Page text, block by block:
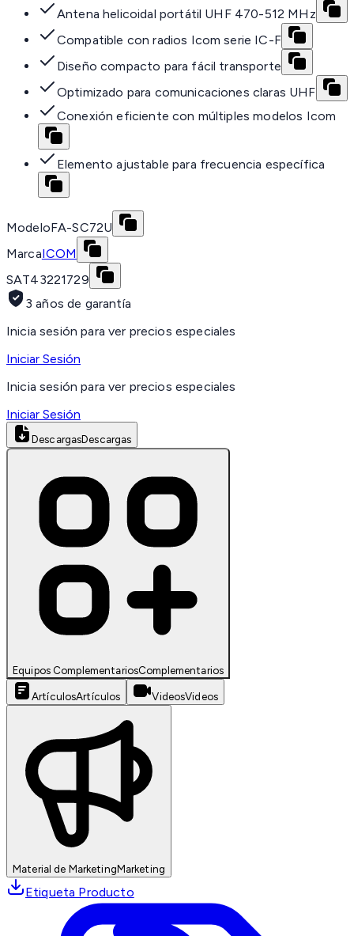
Antena helicoidal portátil UHF 470-512 MHz
Compatible con radios Icom serie IC-F
Diseño compacto para fácil transporte
Optimizado para comunicaciones claras UHF
Conexión eficiente con múltiples modelos Icom
Elemento ajustable para frecuencia específica
ModeloFA-SC72U
MarcaICOM
SAT43221729
3 años de garantía
Inicia sesión para ver precios especiales
Iniciar Sesión
Inicia sesión para ver precios especiales
Iniciar Sesión
DescargasDescargas
Equipos ComplementariosComplementarios
ArtículosArtículos VideosVideos
Material de MarketingMarketing
Etiqueta Producto